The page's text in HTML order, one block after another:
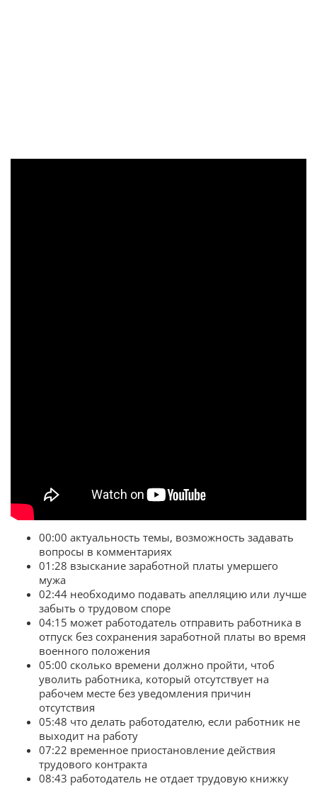
00:00 актуальность темы, возможность задавать
вопросы в комментариях
01:28 взыскание заработной платы умершего
мужа
02:44 необходимо подавать апелляцию или лучше
забыть о трудовом споре
04:15 может работодатель отправить работника в
отпуск без сохранения заработной платы во время
военного положения
05:00 сколько времени должно пройти, чтоб
уволить работника, который отсутствует на
рабочем месте без уведомления причин
отсутствия
05:48 что делать работодателю, если работник не
выходит на работу
07:22 временное приостановление действия
трудового контракта
08:43 работодатель не отдает трудовую книжку